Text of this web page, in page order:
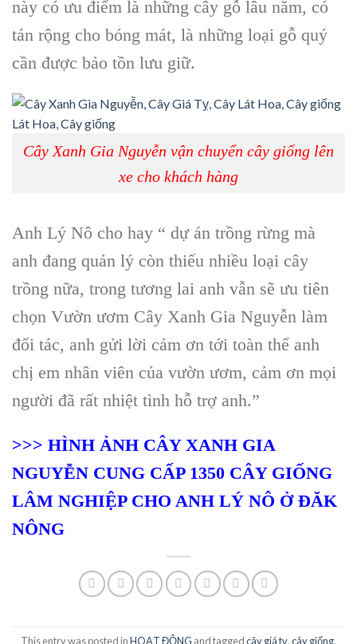
này có ưu điểm là những cây gỗ lâu năm, có
tán rộng cho bóng mát, là những loại gỗ quý
cần được bảo tồn lưu giữ.
Cây Xanh Gia Nguyễn vận chuyển cây giống lên
xe cho khách hàng
Anh Lý Nô cho hay “ dự án trồng rừng mà
anh đang quản lý còn thiếu nhiều loại cây
trồng nữa, trong tương lai anh vẫn sẽ ưu tiên
chọn Vườn ươm Cây Xanh Gia Nguyễn làm
đối tác, anh gửi lời cảm ơn tới toàn thể anh
chị em nhân viên của vườn ươm, cảm ơn mọi
người đã rất nhiệt tình hỗ trợ anh.”
>>> HÌNH ẢNH CÂY XANH GIA
NGUYỄN CUNG CẤP 1350 CÂY GIỐNG
LÂM NGHIỆP CHO ANH LÝ NÔ Ở ĐĂK
NÔNG
This entry was posted inHOẠT ĐỘNG and taggedcây giá tỵ,cây giống,